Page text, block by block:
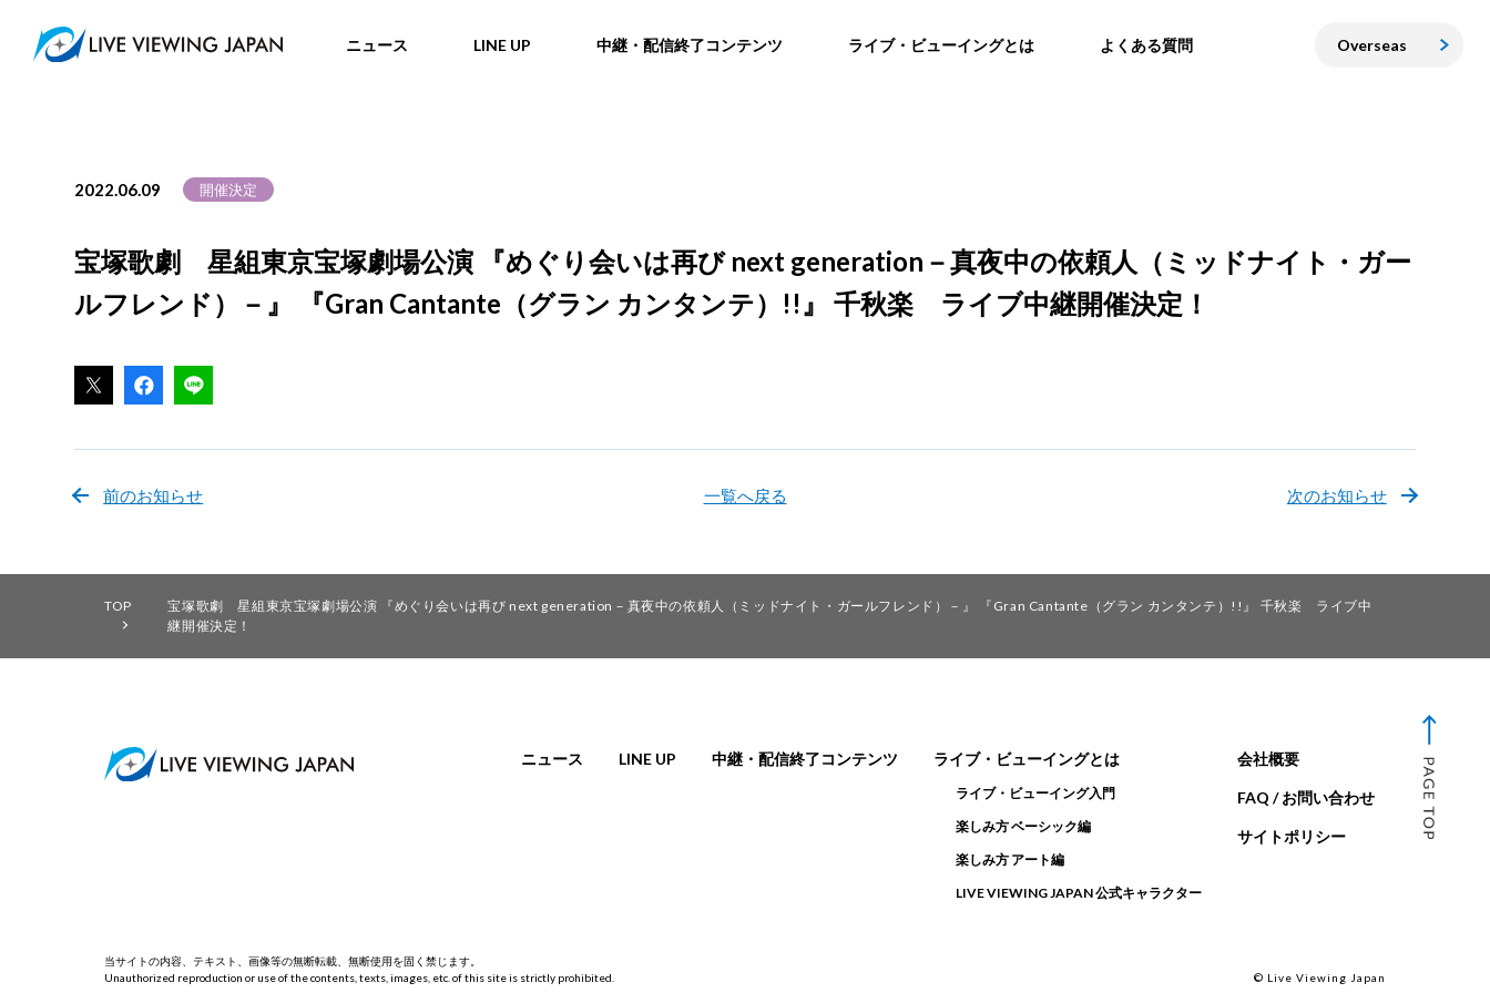
ニュース LINE UP 中継・配信終了コンテンツ ライブ・ビューイングとは よくある質問 Overseas
2022.06.09 開催決定
宝塚歌劇 星組東京宝塚劇場公演 『めぐり会いは再び next generation－真夜中の依頼人（ミッドナイト・ガー
ルフレンド）－』 『Gran Cantante（グラン カンタンテ）!!』 千秋楽 ライブ中継開催決定！
前のお知らせ 一覧へ戻る 次のお知らせ
TOP
宝塚歌劇 星組東京宝塚劇場公演 『めぐり会いは再び next generation－真夜中の依頼人（ミッドナイト・ガールフレンド）－』 『Gran Cantante（グラン カンタンテ）!!』 千秋楽 ライブ中
継開催決定！
ニュース LINE UP 中継・配信終了コンテンツ ライブ・ビューイングとは
ライブ・ビューイング入門
楽しみ方 ベーシック編
楽しみ方 アート編
LIVE VIEWING JAPAN 公式キャラクター
会社概要
FAQ / お問い合わせ
サイトポリシー
当サイトの内容、テキスト、画像等の無断転載、無断使用を固く禁じます。
Unauthorized reproduction or use of the contents, texts, images, etc. of this site is strictly prohibited.
© Live Viewing Japan